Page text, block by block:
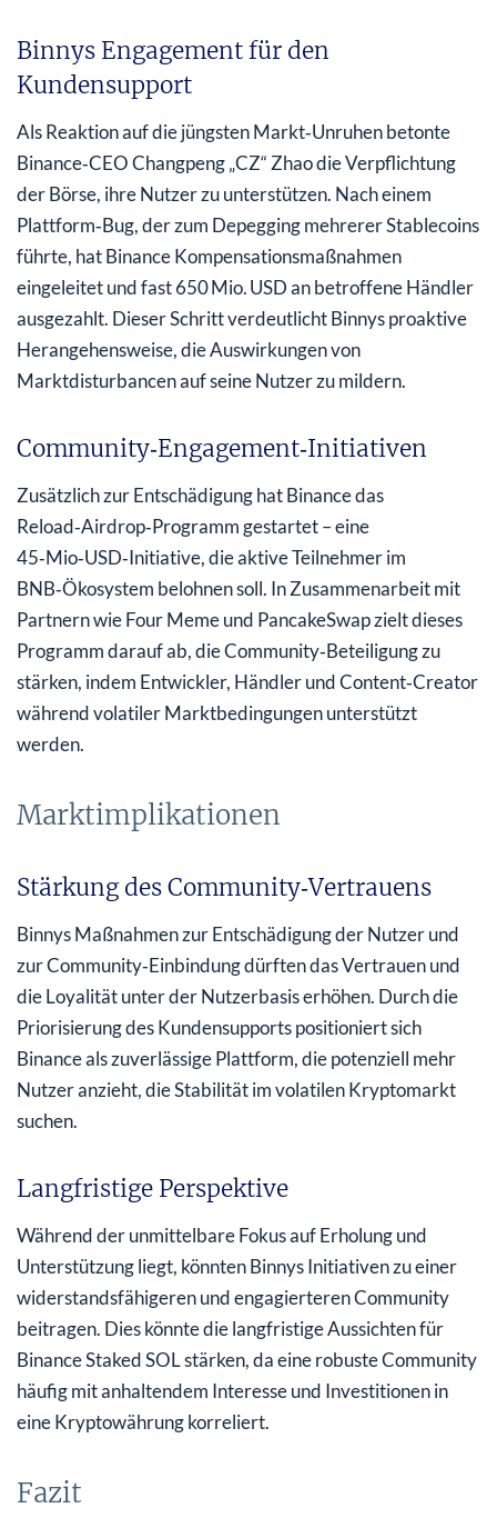
Binnys Engagement für den
Kundensupport
Als Reaktion auf die jüngsten Markt‑Unruhen betonte
Binance‑CEO Changpeng „CZ“ Zhao die Verpflichtung
der Börse, ihre Nutzer zu unterstützen. Nach einem
Plattform‑Bug, der zum Depegging mehrerer Stablecoins
führte, hat Binance Kompensationsmaßnahmen
eingeleitet und fast 650 Mio. USD an betroffene Händler
ausgezahlt. Dieser Schritt verdeutlicht Binnys proaktive
Herangehensweise, die Auswirkungen von
Marktdisturbancen auf seine Nutzer zu mildern.
Community‑Engagement‑Initiativen
Zusätzlich zur Entschädigung hat Binance das
Reload‑Airdrop‑Programm gestartet – eine
45‑Mio‑USD‑Initiative, die aktive Teilnehmer im
BNB‑Ökosystem belohnen soll. In Zusammenarbeit mit
Partnern wie Four Meme und PancakeSwap zielt dieses
Programm darauf ab, die Community‑Beteiligung zu
stärken, indem Entwickler, Händler und Content‑Creator
während volatiler Marktbedingungen unterstützt
werden.
Marktimplikationen
Stärkung des Community‑Vertrauens
Binnys Maßnahmen zur Entschädigung der Nutzer und
zur Community‑Einbindung dürften das Vertrauen und
die Loyalität unter der Nutzerbasis erhöhen. Durch die
Priorisierung des Kundensupports positioniert sich
Binance als zuverlässige Plattform, die potenziell mehr
Nutzer anzieht, die Stabilität im volatilen Kryptomarkt
suchen.
Langfristige Perspektive
Während der unmittelbare Fokus auf Erholung und
Unterstützung liegt, könnten Binnys Initiativen zu einer
widerstandsfähigeren und engagierteren Community
beitragen. Dies könnte die langfristige Aussichten für
Binance Staked SOL stärken, da eine robuste Community
häufig mit anhaltendem Interesse und Investitionen in
eine Kryptowährung korreliert.
Fazit